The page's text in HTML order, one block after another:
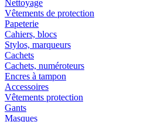
Nettoyage
Vêtements de protection
Papeterie
Cahiers, blocs
Stylos, marqueurs
Cachets
Cachets, numéroteurs
Encres à tampon
Accessoires
Vêtements protection
Gants
Masques